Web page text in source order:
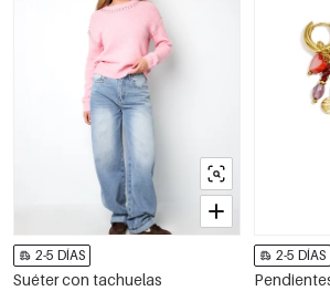
2-5 DÍAS
Suéter con tachuelas
2-5 DÍAS